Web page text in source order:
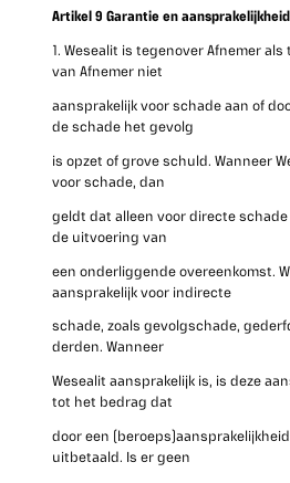
Artikel 9 Garantie en aansprakelijkheid
1. Wesealit is tegenover Afnemer
van Afnemer niet
aansprakelijk voor schade aan of
de schade het gevolg
is opzet of grove schuld. Wanneer
voor schade, dan
geldt dat alleen voor directe
de uitvoering van
een onderliggende overeenkomst.
aansprakelijk voor indirecte
schade, zoals gevolgschade,
derden. Wanneer
Wesealit aansprakelijk is, is deze
tot het bedrag dat
door een
uitbetaald. Is er geen